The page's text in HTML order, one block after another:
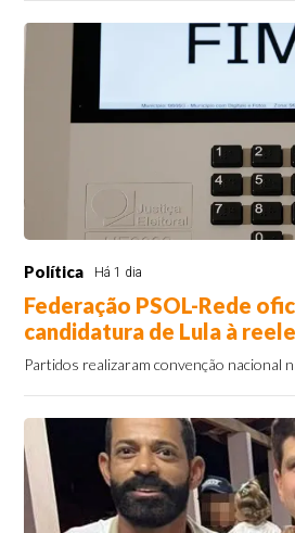
Política Há 1 dia
Federação PSOL-Rede
candidatura de Lula à
Partidos realizaram convenção nacional